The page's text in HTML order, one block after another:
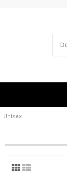
Unisex